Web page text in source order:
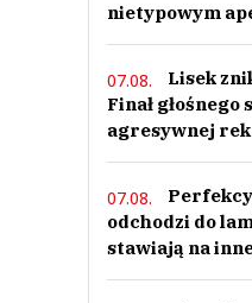
nietypowym
07.08.
Lisek
Finał głośnego
agresywnej
07.08.
odchodzi do
stawiają na